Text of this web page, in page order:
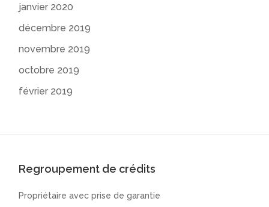
janvier 2020
décembre 2019
novembre 2019
octobre 2019
février 2019
Regroupement de crédits
Propriétaire avec prise de garantie